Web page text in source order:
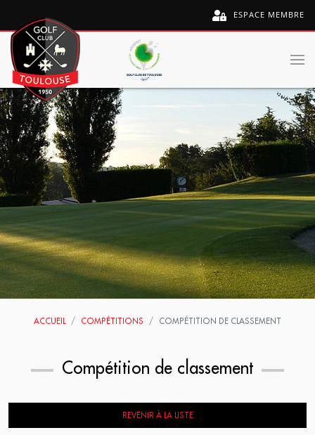
ESPACE MEMBRE
ACCUEIL COMPÉTITIONS COMPÉTITION DE CLASSEMENT
Compétition de classement
REVENIR À LA LISTE